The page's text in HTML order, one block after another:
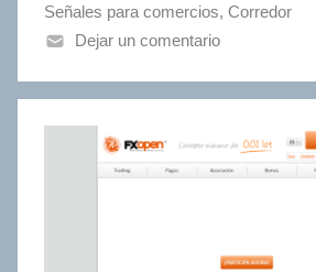
Señales para comercios, Сorredor
Dejar un comentario